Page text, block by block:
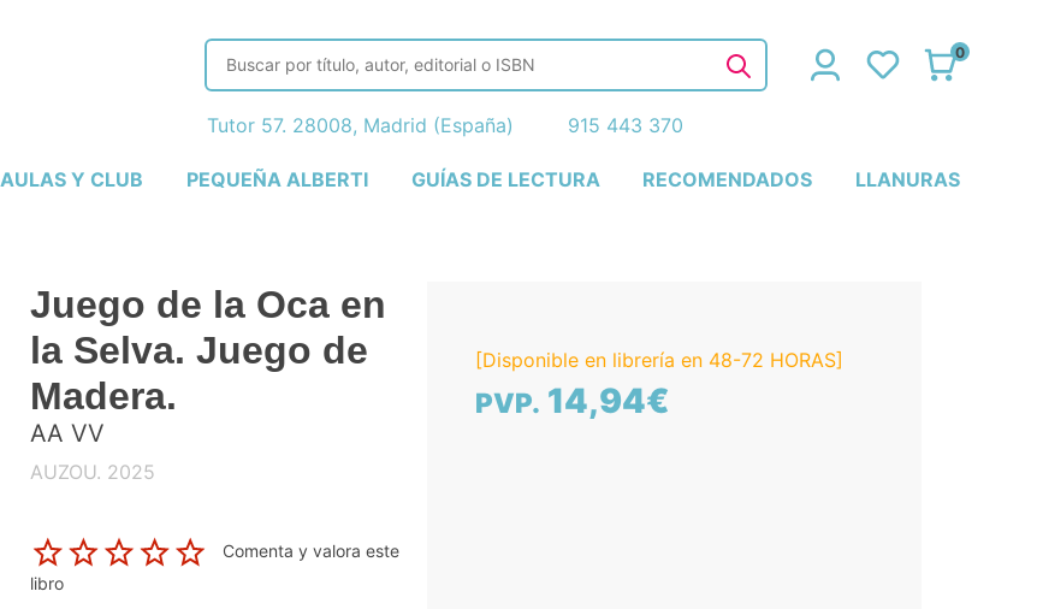
AULAS Y CLUB PEQUEÑA ALBERTI GUÍAS DE LECTURA RECOMENDADOS LLANURAS
0
Tutor 57. 28008, Madrid (España) 915 443 370
Juego de la Oca en
la Selva. Juego de
Madera.
AA VV
AUZOU. 2025
Comenta y valora este
libro
[Disponible en librería en 48-72 HORAS]
PVP. 14,94€